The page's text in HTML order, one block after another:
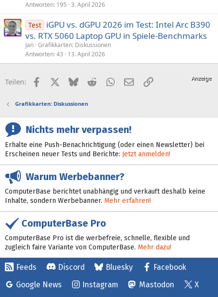
Antworten 195 3. April 2026
Test iGPU vs. dGPU 2026 im Test: Intel Arc B390
vs. RTX 5060 Laptop GPU in Spiele-Benchmarks
Jan Grafikkarten: Diskussionen
Antworten 43 13. April 2026
Teilen: FacebookX (Twitter)
BlueskyRedditWhatsApp
E-MailLink
Grafikkarten: Diskussionen
Nichts mehr verpassen!
Erhalte eine Push-Benachrichtigung (oder einen Newsletter) bei
Erscheinen neuer Tests und Berichte: Jetzt anmelden!
Warum Werbebanner?
ComputerBase berichtet unabhängig und verkauft deshalb keine
Inhalte, sondern Werbebanner. Mehr erfahren!
ComputerBase Pro
ComputerBase Pro ist die werbefreie, schnelle, flexible und
zugleich faire Variante von ComputerBase. Mehr dazu!
Feeds Discord Bluesky
Facebook
Google News
Instagram Mastodon X